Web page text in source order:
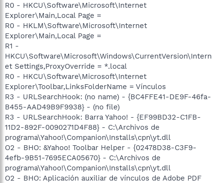
R0 - HKCU\Software\Microsoft\Internet
Explorer\Main,Local Page =
R0 - HKLM\Software\Microsoft\Internet
Explorer\Main,Local Page =
R1 -
HKCU\Software\Microsoft\Windows\CurrentVersion\Intern
et Settings,ProxyOverride = *.local
R0 - HKCU\Software\Microsoft\Internet
Explorer\Toolbar,LinksFolderName = Vínculos
R3 - URLSearchHook: (no name) - {BC4FFE41-DE9F-46fa-
B455-AAD49B9F9938} - (no file)
R3 - URLSearchHook: Barra Yahoo! - {EF99BD32-C1FB-
11D2-892F-0090271D4F88} - C:\Archivos de
programa\Yahoo!\Companion\Installs\cpn\yt.dll
O2 - BHO: &Yahoo! Toolbar Helper - {02478D38-C3F9-
4efb-9B51-7695ECA05670} - C:\Archivos de
programa\Yahoo!\Companion\Installs\cpn\yt.dll
O2 - BHO: Aplicación auxiliar de vínculos de Adobe PDF